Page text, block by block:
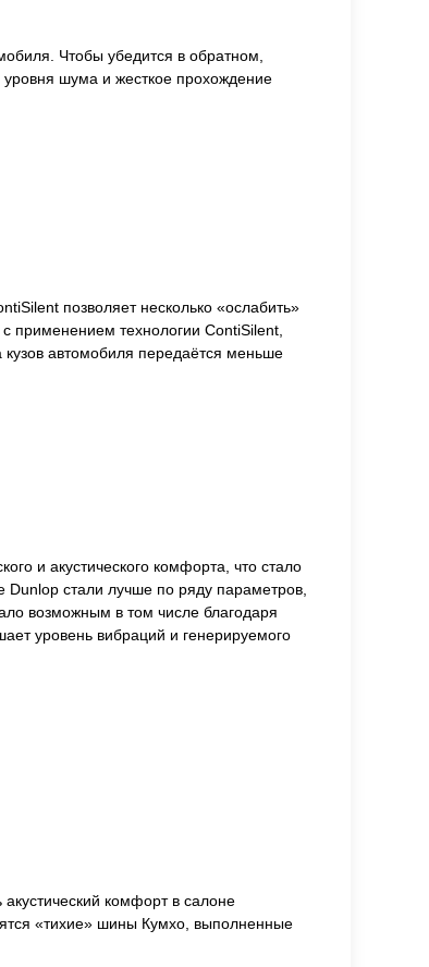
Чтобы убедится в обратном,
шума и жесткое прохождение
позволяет несколько «ослабить»
применением технологии ContiSilent,
автомобиля передаётся меньше
и акустического комфорта, что стало
стали лучше по ряду параметров,
возможным в том числе благодаря
уровень вибраций и генерируемого
комфорт в салоне
«тихие» шины Кумхо, выполненные